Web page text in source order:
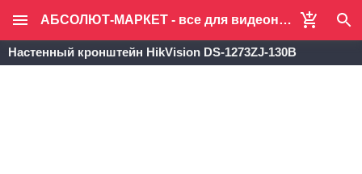
АБСОЛЮТ-МАРКЕТ - все для видеонаблюдения и систем безопасности
Настенный кронштейн HikVision DS-1273ZJ-130B